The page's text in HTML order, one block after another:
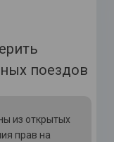
из открытых
прав на